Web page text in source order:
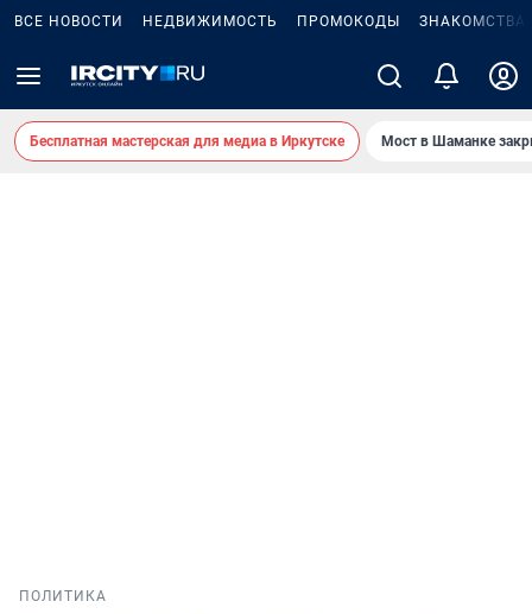
ВСЕ НОВОСТИ НЕДВИЖИМОСТЬ ПРОМОКОДЫ ЗНАКОМСТВА
Бесплатная мастерская для медиа в Иркутске Мост в Шаманке
ПОЛИТИКА